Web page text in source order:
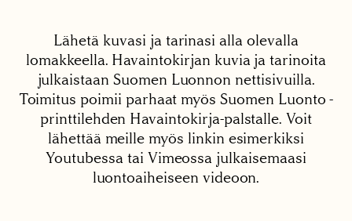
Lähetä kuvasi ja tarinasi alla olevalla
lomakkeella. Havaintokirjan kuvia ja tarinoita
julkaistaan Suomen Luonnon nettisivuilla.
Toimitus poimii parhaat myös Suomen Luonto -
printtilehden Havaintokirja-palstalle. Voit
lähettää meille myös linkin esimerkiksi
Youtubessa tai Vimeossa julkaisemaasi
luontoaiheiseen videoon.